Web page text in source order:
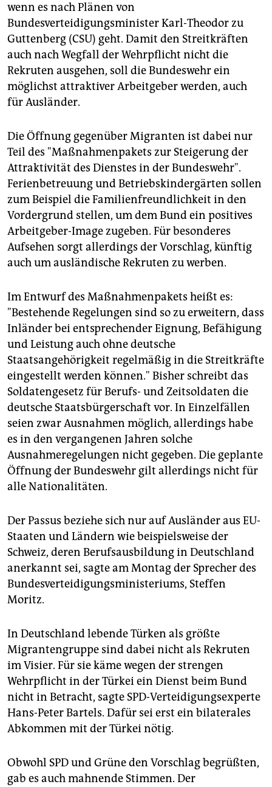
abo
genossenschaft
epaper login
wenn es nach Plänen von
Bundesverteidigungsminister Karl-Theodor zu
Guttenberg (CSU) geht. Damit den Streitkräften
auch nach Wegfall der Wehrpflicht nicht die
Rekruten ausgehen, soll die Bundeswehr ein
möglichst attraktiver Arbeitgeber werden, auch
für Ausländer.
Die Öffnung gegenüber Migranten ist dabei nur
Teil des "Maßnahmenpakets zur Steigerung der
Attraktivität des Dienstes in der Bundeswehr".
Ferienbetreuung und Betriebskindergärten sollen
zum Beispiel die Familienfreundlichkeit in den
Vordergrund stellen, um dem Bund ein positives
Arbeitgeber-Image zugeben. Für besonderes
Aufsehen sorgt allerdings der Vorschlag, künftig
auch um ausländische Rekruten zu werben.
Im Entwurf des Maßnahmenpakets heißt es:
"Bestehende Regelungen sind so zu erweitern, dass
Inländer bei entsprechender Eignung, Befähigung
und Leistung auch ohne deutsche
Staatsangehörigkeit regelmäßig in die Streitkräfte
eingestellt werden können." Bisher schreibt das
Soldatengesetz für Berufs- und Zeitsoldaten die
deutsche Staatsbürgerschaft vor. In Einzelfällen
seien zwar Ausnahmen möglich, allerdings habe
es in den vergangenen Jahren solche
Ausnahmeregelungen nicht gegeben. Die geplante
Öffnung der Bundeswehr gilt allerdings nicht für
alle Nationalitäten.
Der Passus beziehe sich nur auf Ausländer aus EU-
Staaten und Ländern wie beispielsweise der
Schweiz, deren Berufsausbildung in Deutschland
anerkannt sei, sagte am Montag der Sprecher des
Bundesverteidigungsministeriums, Steffen
Moritz.
In Deutschland lebende Türken als größte
Migrantengruppe sind dabei nicht als Rekruten
im Visier. Für sie käme wegen der strengen
Wehrpflicht in der Türkei ein Dienst beim Bund
nicht in Betracht, sagte SPD-Verteidigungsexperte
Hans-Peter Bartels. Dafür sei erst ein bilaterales
Abkommen mit der Türkei nötig.
Obwohl SPD und Grüne den Vorschlag begrüßten,
gab es auch mahnende Stimmen. Der